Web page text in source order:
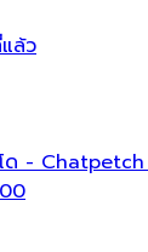
ล้ว
ด -